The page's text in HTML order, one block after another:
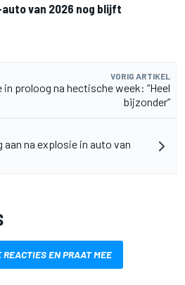
auto van 2026 nog blijft
VORIG ARTIKEL
proloog na hectische week: “Heel
bijzonder”
na explosie in auto van
EN PRAAT MEE